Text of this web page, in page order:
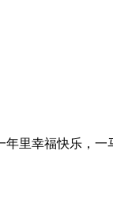
里幸福快乐，一